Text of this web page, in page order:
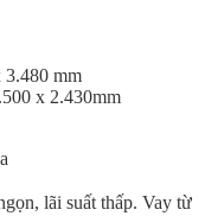
3.480 mm
x 2.430mm
lãi suất thấp. Vay từ